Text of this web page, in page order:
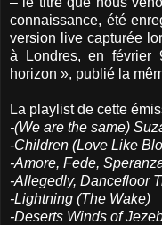
connaissance, été
version live capturée
à Londres, en
horizon », publié la
La playlist de cette
-(We are the same)
-Children (Love Like
-Amore, Fede,
-Allegedly, Dancefloor
-Lightning (The Wake)
-Deserts Winds of